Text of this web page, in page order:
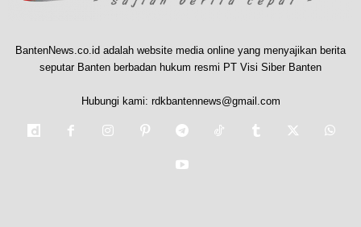
BantenNews.co.id adalah website media online yang menyajikan berita
seputar Banten berbadan hukum resmi PT Visi Siber Banten
Hubungi kami: rdkbantennews@gmail.com